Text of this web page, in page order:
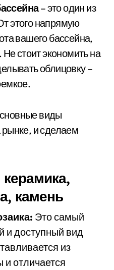
– это один из
этого напрямую
вашего бассейна,
Не стоит экономить на
облицовку –
виды
и сделаем
камень
Это самый
и доступный вид
из
отличается